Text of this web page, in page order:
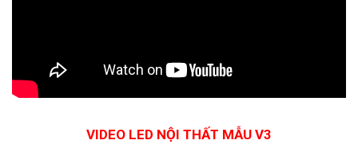
VIDEO LED NỘI THẤT MẪU V3